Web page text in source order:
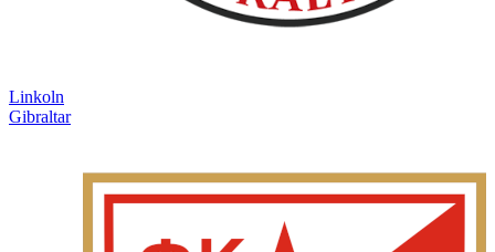
Linkoln
Gibraltar